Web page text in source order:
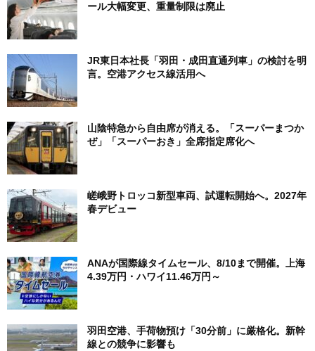
ール大幅変更、重量制限は廃止
JR東日本社長「羽田・成田直通列車」の検討を明
言。空港アクセス線活用へ
山陰特急から自由席が消える。「スーパーまつか
ぜ」「スーパーおき」全席指定席化へ
嵯峨野トロッコ新型車両、試運転開始へ。2027年
春デビュー
ANAが国際線タイムセール、8/10まで開催。上海
4.39万円・ハワイ11.46万円～
羽田空港、手荷物預け「30分前」に厳格化。新幹
線との競争に影響も